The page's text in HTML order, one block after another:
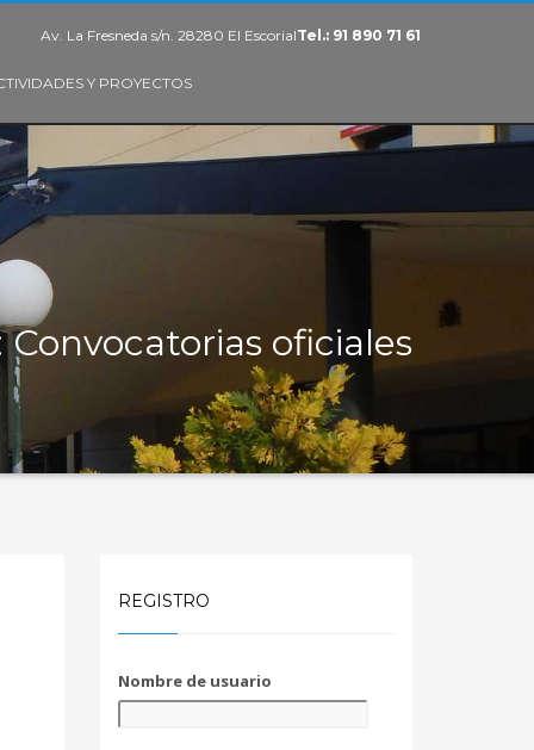
Av. La Fresneda s/n. 28280 El EscorialTel.: 91 890 71 61
Y PROYECTOS
Convocatorias oficiales
REGISTRO
Nombre de usuario